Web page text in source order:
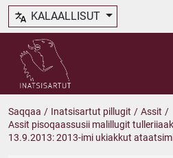
KALAALLISUT
Saqqaa / Inatsisartut pillugit / Assit /
Assit pisoqaassusii malillugit
13.9.2013: 2013-imi ukiakkut